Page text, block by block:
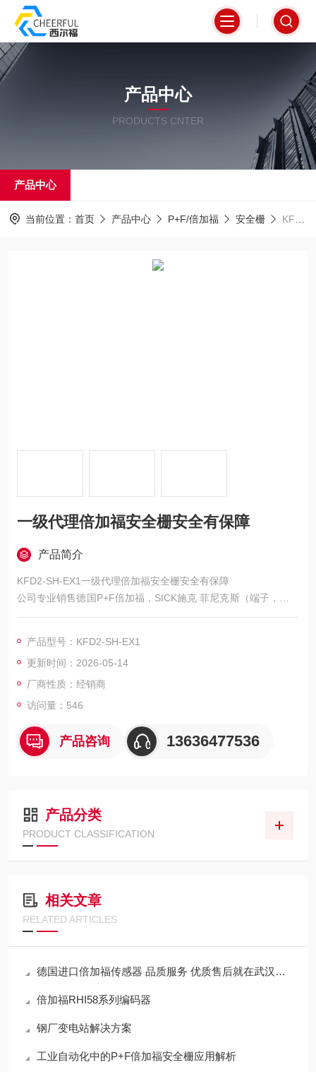
产品中心
PRODUCTS CNTER
产品中心
当前位置： 首页 产品中心 P+F/倍加福 安全栅 KFD2-SH-EX1一级代理倍加福安全栅安全有保障
一级代理倍加福安全栅安全有保障
产品简介
KFD2-SH-EX1一级代理倍加福安全栅安全有保障
公司专业销售德国P+F倍加福，SICK施克 菲尼克斯（端子，电源
模块，断路器，交换机，工控机）ABB 施迈赛schmersal IFM易
以及格立特变频器，另我公司有外贸业务专为客户搜寻冷门,偏门
产品
产品型号：KFD2-SH-EX1
更新时间：2026-05-14
厂商性质：经销商
访问量：546
产品咨询 13636477536
产品分类
PRODUCT CLASSIFICATION
相关文章
RELATED ARTICLES
德国进口倍加福传感器 品质服务 优质售后就在武汉西尔福
倍加福RHI58系列编码器
钢厂变电站解决方案
工业自动化中的P+F倍加福安全栅应用解析